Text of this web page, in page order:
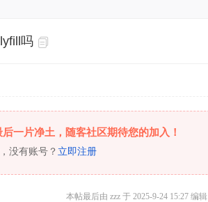
吗
一片净土，随客社区期待您的加入！
没有账号？ 立即注册
本帖最后由 zzz 于 2025-9-24 15:27 编辑